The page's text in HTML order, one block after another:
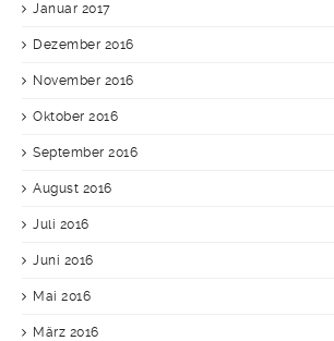
Januar 2017
Dezember 2016
November 2016
Oktober 2016
September 2016
August 2016
Juli 2016
Juni 2016
Mai 2016
März 2016